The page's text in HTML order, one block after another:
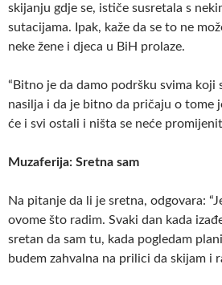
skijanju gdje se, ističe susretala s
sutacijama. Ipak, kaže da se to ne
neke žene i djeca u BiH prolaze.
“Bitno je da damo podršku svima koji
nasilja i da je bitno da pričaju o tome
će i svi ostali i ništa se neće
Muzaferija: Sretna sam
Na pitanje da li je sretna, odgovara:
ovome što radim. Svaki dan kada
sretan da sam tu, kada pogledam
budem zahvalna na prilici da skijam i